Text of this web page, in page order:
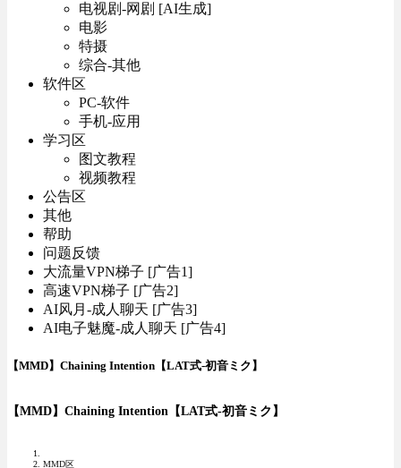
电视剧-网剧 [AI生成]
电影
特摄
综合-其他
软件区
PC-软件
手机-应用
学习区
图文教程
视频教程
公告区
其他
帮助
问题反馈
大流量VPN梯子 [广告1]
高速VPN梯子 [广告2]
AI风月-成人聊天 [广告3]
AI电子魅魔-成人聊天 [广告4]
【MMD】Chaining Intention【LAT式-初音ミク】
【MMD】Chaining Intention【LAT式-初音ミク】
MMD区